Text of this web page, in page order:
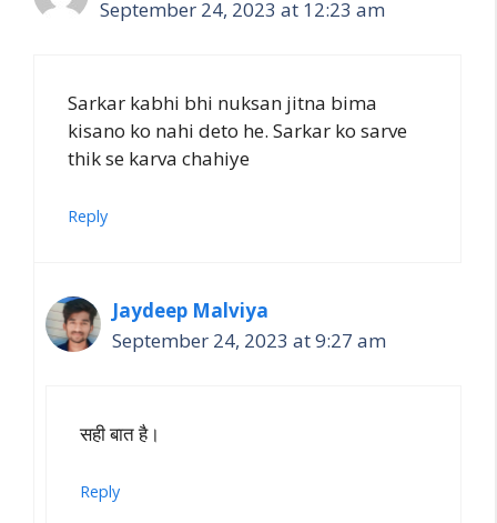
September 24, 2023 at 12:23 am
Sarkar kabhi bhi nuksan jitna bima
kisano ko nahi deto he. Sarkar ko sarve
thik se karva chahiye
Reply
Jaydeep Malviya
September 24, 2023 at 9:27 am
सही बात है।
Reply